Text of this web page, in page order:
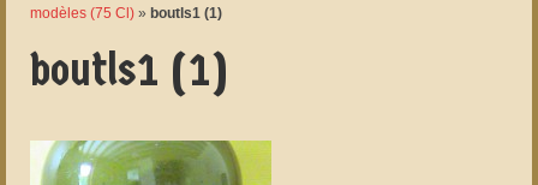
modèles (75 Cl) » boutls1 (1)
boutls1 (1)